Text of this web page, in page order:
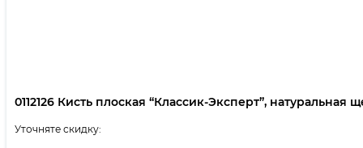
0112126 Кисть плоская “Классик-Эксперт”, натуральная
Уточняте скидку: